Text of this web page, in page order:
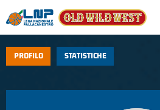
PROFILO STATISTICHE